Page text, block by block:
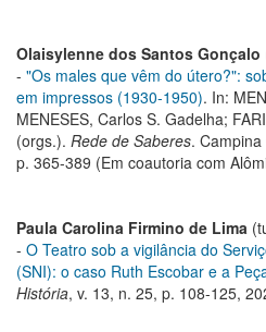
Olaisylenne dos Santos Gonçalo
- "Os males que vêm do útero?":
em impressos (1930-1950). In:
MENESES, Carlos S. Gadelha;
(orgs.). Rede de Saberes.
p. 365-389 (Em coautoria com
Paula Carolina Firmino de Lima
- O Teatro sob a vigilância do
(SNI): o caso Ruth Escobar e a
História, v. 13, n. 25, p. 108-125,